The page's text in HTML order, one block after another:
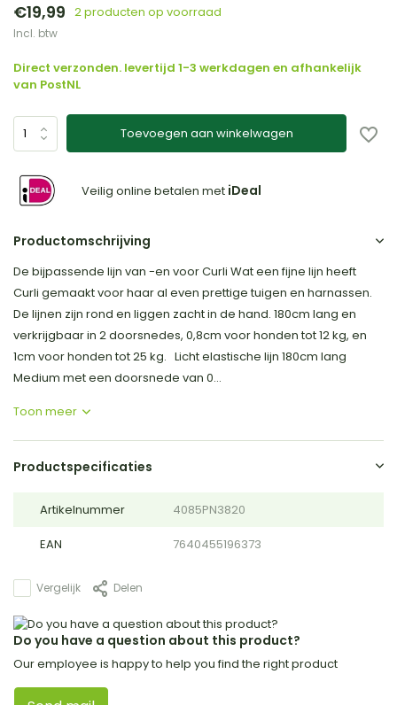
€19,99 2 producten op voorraad
Incl. btw
Direct verzonden. levertijd 1-3 werkdagen en afhankelijk
van PostNL
Toevoegen aan winkelwagen
Veilig online betalen met iDeal
Productomschrijving
De bijpassende lijn van -en voor Curli Wat een fijne lijn heeft
Curli gemaakt voor haar al even prettige tuigen en harnassen.
De lijnen zijn rond en liggen zacht in de hand. 180cm lang en
verkrijgbaar in 2 doorsnedes, 0,8cm voor honden tot 12 kg, en
1cm voor honden tot 25 kg. Licht elastische lijn 180cm lang
Medium met een doorsnede van 0...
Toon meer
Productspecificaties
Artikelnummer 4085PN3820
EAN 7640455196373
Vergelijk Delen
Do you have a question about this product?
Our employee is happy to help you find the right product